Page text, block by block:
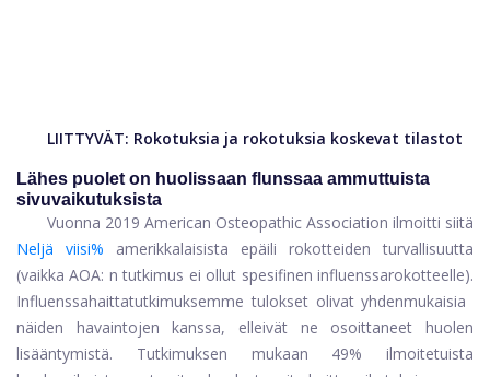
LIITTYVÄT: Rokotuksia ja rokotuksia koskevat tilastot
Lähes puolet on huolissaan flunssaa ammuttuista
sivuvaikutuksista
Vuonna 2019 American Osteopathic Association ilmoitti siitä
Neljä viisi%
amerikkalaisista epäili rokotteiden turvallisuutta
(vaikka AOA: n tutkimus ei ollut spesifinen influenssarokotteelle).
Influenssahaittatutkimuksemme tulokset olivat yhdenmukaisia ​​
näiden havaintojen kanssa, elleivät ne osoittaneet huolen
lisääntymistä. Tutkimuksen mukaan 49% ilmoitetuista